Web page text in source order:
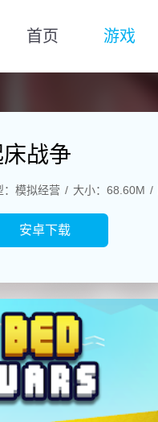
首页 游戏
战争
：模拟经营 大小：68.60M
安卓下载